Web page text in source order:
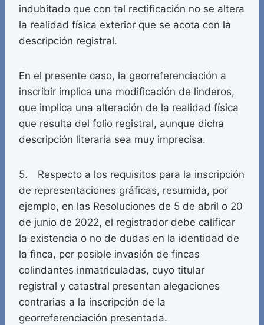
indubitado que con tal rectificación no se altera
la realidad física exterior que se acota con la
descripción registral.
En el presente caso, la georreferenciación a
inscribir implica una modificación de linderos,
que implica una alteración de la realidad física
que resulta del folio registral, aunque dicha
descripción literaria sea muy imprecisa.
5. Respecto a los requisitos para la inscripción
de representaciones gráficas, resumida, por
ejemplo, en las Resoluciones de 5 de abril o 20
de junio de 2022, el registrador debe calificar
la existencia o no de dudas en la identidad de
la finca, por posible invasión de fincas
colindantes inmatriculadas, cuyo titular
registral y catastral presentan alegaciones
contrarias a la inscripción de la
georreferenciación presentada.